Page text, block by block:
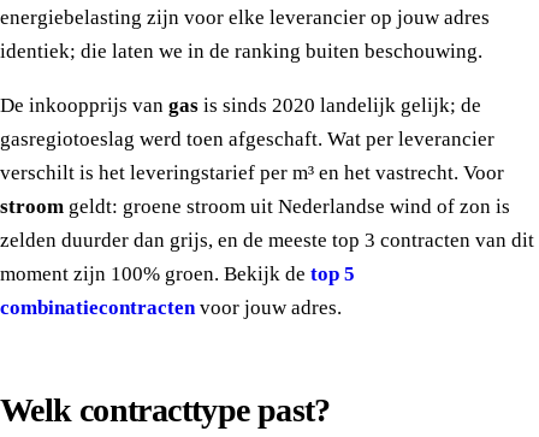
energiebelasting zijn voor elke leverancier op jouw adres
identiek; die laten we in de ranking buiten beschouwing.
De inkoopprijs van gas is sinds 2020 landelijk gelijk; de
gasregiotoeslag werd toen afgeschaft. Wat per leverancier
verschilt is het leveringstarief per m³ en het vastrecht. Voor
stroom geldt: groene stroom uit Nederlandse wind of zon is
zelden duurder dan grijs, en de meeste top 3 contracten van dit
moment zijn 100% groen. Bekijk de top 5
combinatiecontractenvoor jouw adres.
Welk contracttype past?